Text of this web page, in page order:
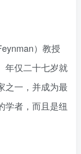
）教授
年仅二十七岁就
之一，并成为最
学者，而且是纽